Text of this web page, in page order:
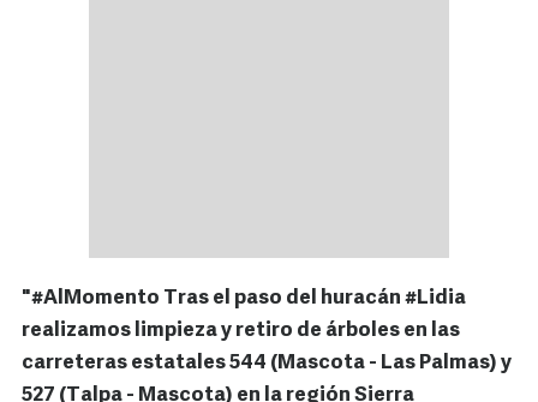
"#AlMomento Tras el paso del huracán #Lidia
realizamos limpieza y retiro de árboles en las
carreteras estatales 544 (Mascota - Las Palmas) y
527 (Talpa - Mascota) en la región Sierra